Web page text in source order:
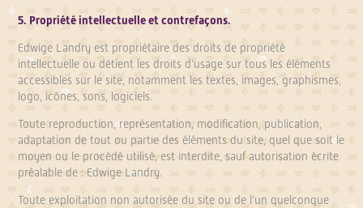
5. Propriété intellectuelle et contrefaçons.
Edwige Landry est propriétaire des droits de propriété
intellectuelle ou détient les droits d’usage sur tous les éléments
accessibles sur le site, notamment les textes, images, graphismes,
logo, icônes, sons, logiciels.
Toute reproduction, représentation, modification, publication,
adaptation de tout ou partie des éléments du site, quel que soit le
moyen ou le procédé utilisé, est interdite, sauf autorisation écrite
préalable de : Edwige Landry.
Toute exploitation non autorisée du site ou de l’un quelconque